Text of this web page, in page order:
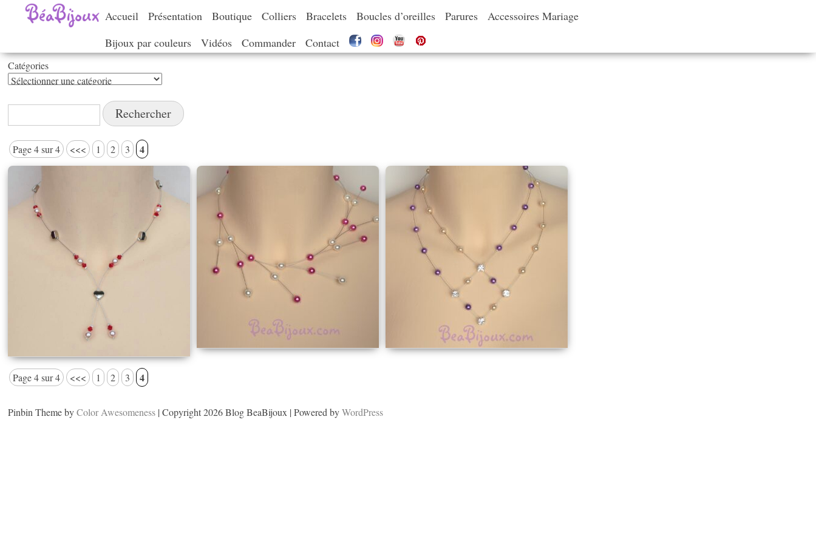
Accueil Présentation Boutique Colliers Bracelets Boucles d’oreilles Parures
Accessoires Mariage
Bijoux par couleurs
Vidéos Commander Contact
Catégories
Catégories
Rechercher :
Page 4 sur 4 <<< 1 2 3 4
Page 4 sur 4 <<< 1 2 3 4
Pinbin Theme byColor Awesomeness | Copyright 2026 Blog BeaBijoux | Powered byWordPress